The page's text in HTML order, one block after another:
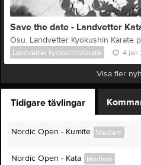
Save the date - Landvetter
Landvetter KyokushinKarate 4 jan
Visa fler
Tidigare tävlingar
Medlem
Nordic Open - Kumite
Medlem
Nordic Open - Kata